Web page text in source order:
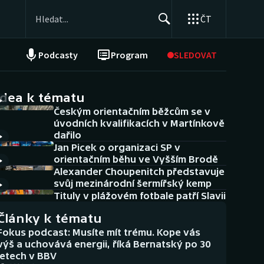
ČT
Podcasty Program SLEDOVAT
NEPŘEHLÉDNĚTE
Historické návraty
Aplikace ČT sport
AZ kvíz
k tématu
Českým orientačním běžcům se v
úvodních kvalifikacích v Martínkově
dařilo
Jan Picek o organizaci SP v
orientačním běhu ve Vyšším Brodě
Alexander Choupenitch představuje
svůj mezinárodní šermířský kemp
Tituly v plážovém fotbale patří Slavii
k tématu
podcast: Musíte mít trému. Kope vás
a uchovává energii, říká Bernatský po 30
v BBV